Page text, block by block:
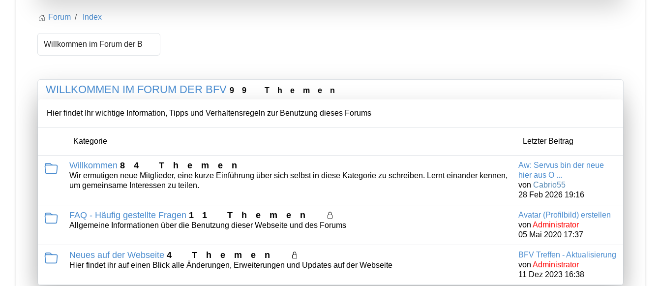
Forum Index
WILLKOMMEN IM FORUM DER BFV 99 Themen
Hier findet Ihr wichtige Information, Tipps und Verhaltensregeln zur Benutzung dieses Forums
Kategorie Letzter Beitrag
Willkommen 84 Themen
Wir ermutigen neue Mitglieder, eine kurze Einführung über sich selbst in diese Kategorie zu schreiben. Lernt einander kennen,
um gemeinsame Interessen zu teilen.
Aw: Servus bin der neue
hier aus O ...
von Cabrio55
28 Feb 2026 19:16
FAQ - Häufig gestellte Fragen 11 Themen
Allgemeine Informationen über die Benutzung dieser Webseite und des Forums
Avatar (Profilbild) erstellen
von Administrator
05 Mai 2020 17:37
Neues auf der Webseite 4 Themen
Hier findet ihr auf einen Blick alle Änderungen, Erweiterungen und Updates auf der Webseite
BFV Treffen - Aktualisierung
von Administrator
11 Dez 2023 16:38